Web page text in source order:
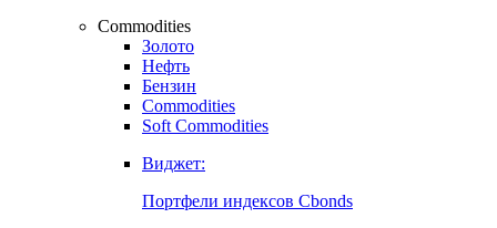
Commodities
Золото
Нефть
Бензин
Commodities
Soft Commodities
Виджет:
Портфели индексов Cbonds